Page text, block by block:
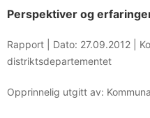
Perspektiver og
Rapport | Dato: 27.09.2012
distriktsdepartementet
Opprinnelig utgitt av: